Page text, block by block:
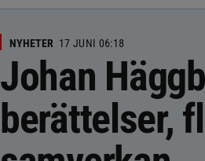
NYHETER 17 JUNI 06:18
Johan
berättelser,